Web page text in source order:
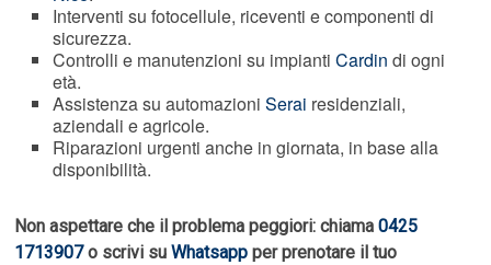
Interventi su fotocellule, riceventi e componenti di
sicurezza.
Controlli e manutenzioni su impiantiCardin di ogni
età.
Assistenza su automazioniSerai residenziali,
aziendali e agricole.
Riparazioni urgenti anche in giornata, in base alla
disponibilità.
Non aspettare che il problema peggiori: chiama0425
1713907o scrivi suWhatsapp per prenotare il tuo